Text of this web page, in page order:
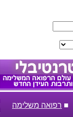
■ רפואה משלימה